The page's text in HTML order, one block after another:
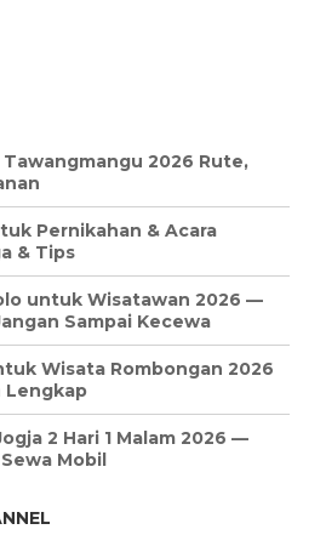
2026 Rute,
Pernikahan & Acara
& Tips
untuk Wisatawan 2026 —
Sampai Kecewa
Wisata Rombongan 2026
Lengkap
2 Hari 1 Malam 2026 —
Mobil